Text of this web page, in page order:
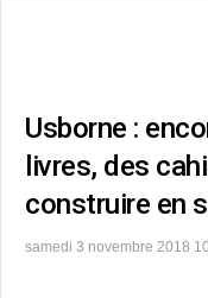
Usborne :
livres, des
construire en
samedi 3 novembre 2018